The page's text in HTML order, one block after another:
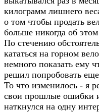
килограмм лишнего
о том чтобы продать
больше никогда об
По стечению
кататься на горном
немного показать ему
решил попробовать
То что изменилось - я
свои прошлые ошибки
наткнулся на одну